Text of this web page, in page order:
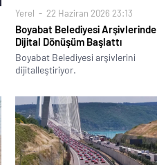
Yerel 22 Haziran 2026 23:13
Boyabat Belediyesi Arşivlerinde
Dijital Dönüşüm Başlattı
Boyabat Belediyesi arşivlerini
dijitalleştiriyor.